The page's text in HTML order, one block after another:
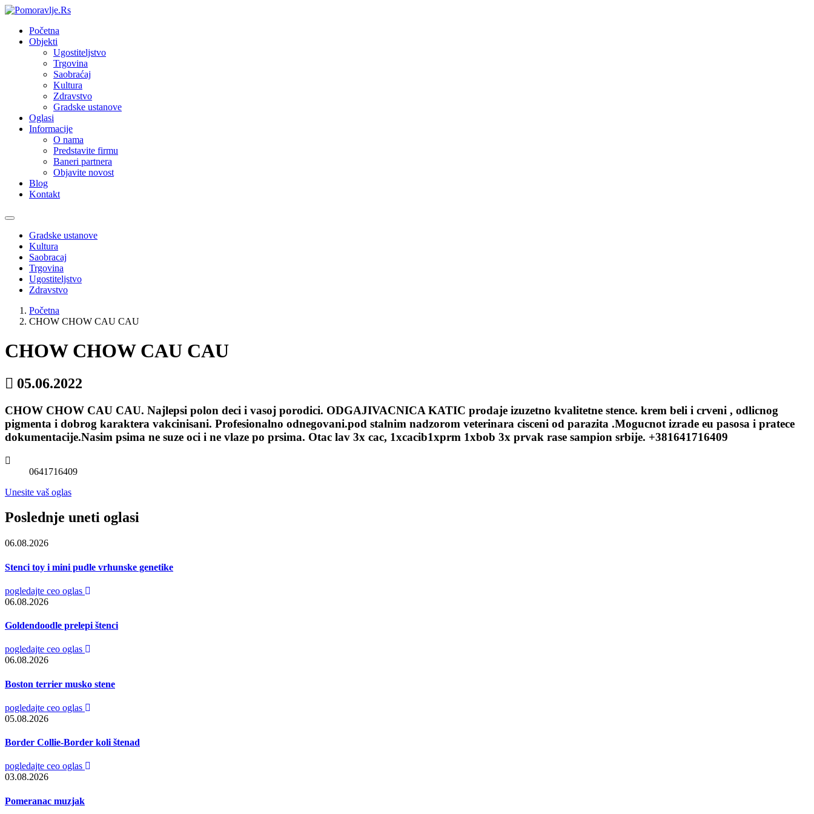
Početna
Objekti
Ugostiteljstvo
Trgovina
Saobraćaj
Kultura
Zdravstvo
Gradske ustanove
Oglasi
Informacije
O nama
Predstavite firmu
Baneri partnera
Objavite novost
Blog
Kontakt
Toggle
navigationGradske ustanove
Kultura
Saobracaj
Trgovina
Ugostiteljstvo
Zdravstvo
Početna
CHOW CHOW CAU CAU
CHOW CHOW CAU CAU
05.06.2022
CHOW CHOW CAU CAU. Najlepsi polon deci i vasoj porodici. ODGAJIVACNICA KATIC prodaje izuzetno kvalitetne stence. krem beli i crveni , odlicnog
pigmenta i dobrog karaktera vakcinisani. Profesionalno odnegovani.pod stalnim nadzorom veterinara cisceni od parazita .Mogucnot izrade eu pasosa i pratece
dokumentacije.Nasim psima ne suze oci i ne vlaze po prsima. Otac lav 3x cac, 1xcacib1xprm 1xbob 3x prvak rase sampion srbije. +381641716409
0641716409
Unesite vaš oglas
Poslednje uneti oglasi
06.08.2026
Stenci toy i mini pudle vrhunske genetike
pogledajte ceo oglas
06.08.2026
Goldendoodle prelepi štenci
pogledajte ceo oglas
06.08.2026
Boston terrier musko stene
pogledajte ceo oglas
05.08.2026
Border Collie-Border koli štenad
pogledajte ceo oglas
03.08.2026
Pomeranac muzjak